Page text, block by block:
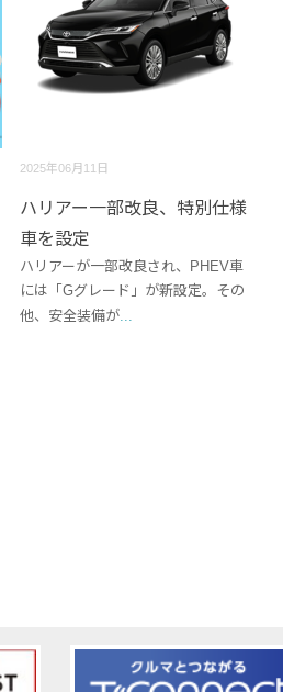
2025年06月11日
ハリアー一部改良、特別仕様
車を設定
ハリアーが一部改良され、PHEV車
には「Gグレード」が新設定。その
他、安全装備が...